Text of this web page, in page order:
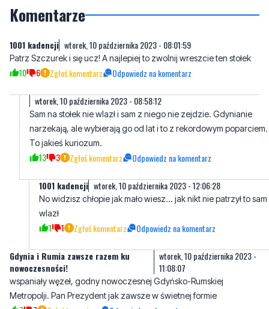
Komentarze
1001 kadencji wtorek, 10 października 2023 - 08:01:59
Patrz Szczurek i się ucz! A najlepiej to zwolnij wreszcie ten stołek
10 6 Zgłoś komentarz Odpowiedz na komentarz
wtorek, 10 października 2023 - 08:58:12
Sam na stołek nie wlazł i sam z niego nie zejdzie. Gdynianie
narzekają, ale wybierają go od lat i to z rekordowym poparciem.
To jakieś kuriozum.
13 3 Zgłoś komentarz Odpowiedz na komentarz
1001 kadencji wtorek, 10 października 2023 - 12:06:28
No widzisz chłopie jak mało wiesz... jak nikt nie patrzył to sam
wlazł
1 1 Zgłoś komentarz Odpowiedz na komentarz
Gdynia i Rumia zawsze razem ku
nowoczesności!
wtorek, 10 października 2023 -
11:08:07
wspaniały węzeł, godny nowoczesnej Gdyńsko-Rumskiej
Metropolji. Pan Prezydent jak zawsze w świetnej formie